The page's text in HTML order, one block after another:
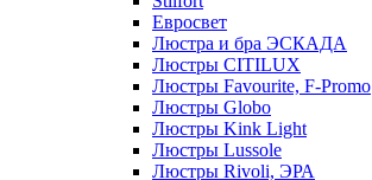
Евросвет
Люстра и бра ЭСКАДА
Люстры CITILUX
Люстры Favourite, F-Promo
Люстры Globo
Люстры Kink Light
Люстры Lussole
Люстры Rivoli, ЭРА